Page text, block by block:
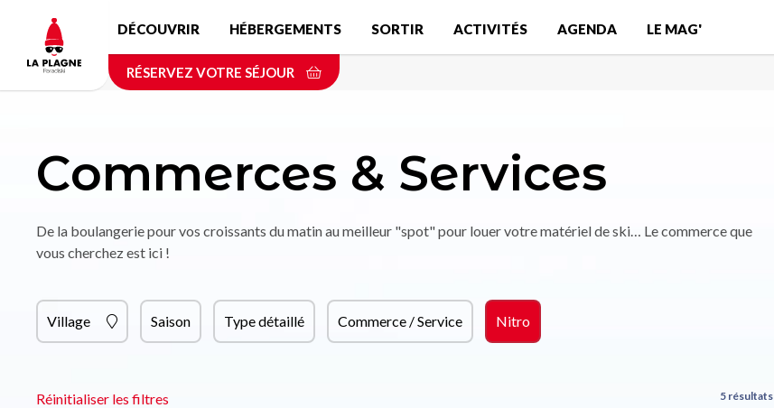
contenu
principal
DÉCOUVRIR HÉBERGEMENTS SORTIR ACTIVITÉS AGENDA LE MAG'
RÉSERVEZ VOTRE SÉJOUR
Commerces & Services
De la boulangerie pour vos croissants du matin au meilleur "spot" pour louer votre matériel de ski… Le commerce que
vous cherchez est ici !
Village Saison Type détaillé Commerce / Service Nitro
Réinitialiser les filtres 5 résultats